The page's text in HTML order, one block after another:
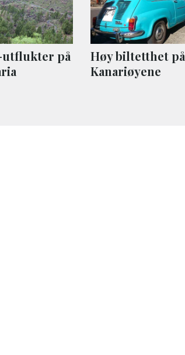
utflukter på
Høy biltetthet på
Kanariøyene